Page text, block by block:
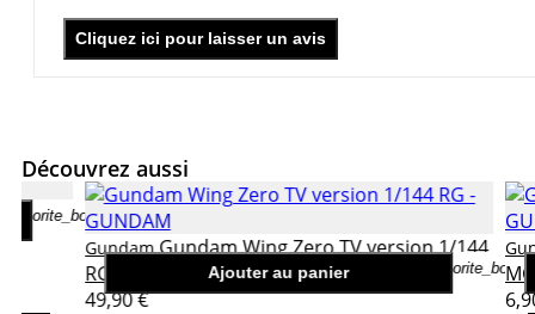
Cliquez ici pour laisser un avis
Découvrez aussi
favorite_border
Ajouter au panier favorite_border
GundamGundam Wing Zero TV version 1/144
RG
49,90 €